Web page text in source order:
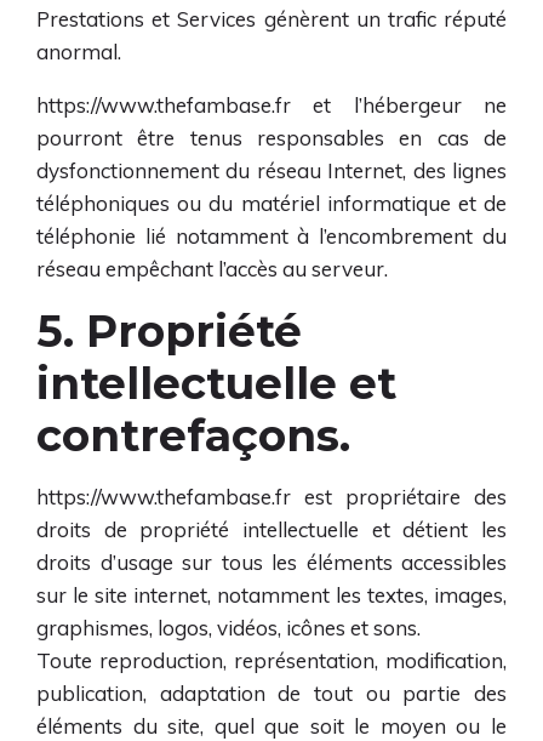
Prestations et Services génèrent un trafic réputé
anormal.
https://www.thefambase.fr et l’hébergeur ne
pourront être tenus responsables en cas de
dysfonctionnement du réseau Internet, des lignes
téléphoniques ou du matériel informatique et de
téléphonie lié notamment à l’encombrement du
réseau empêchant l’accès au serveur.
5. Propriété
intellectuelle et
contrefaçons.
https://www.thefambase.fr est propriétaire des
droits de propriété intellectuelle et détient les
droits d’usage sur tous les éléments accessibles
sur le site internet, notamment les textes, images,
graphismes, logos, vidéos, icônes et sons.
Toute reproduction, représentation, modification,
publication, adaptation de tout ou partie des
éléments du site, quel que soit le moyen ou le